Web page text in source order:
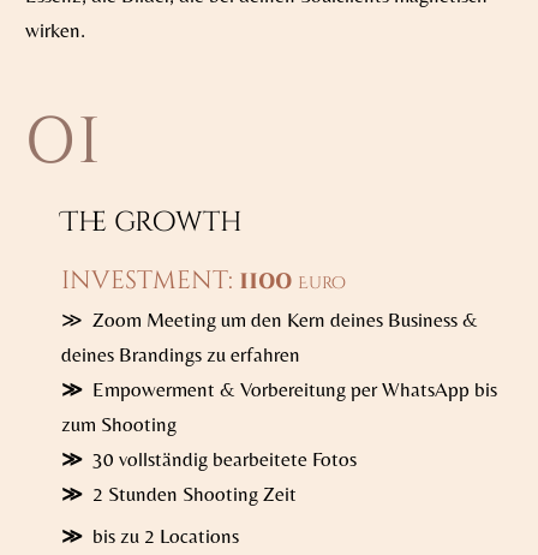
wirken.
01
The growth
investment: 1100 Euro
≫ Zoom Meeting um den Kern deines Business &
deines Brandings zu erfahren
≫ Empowerment & Vorbereitung per WhatsApp bis
zum Shooting
≫ 30 vollständig bearbeitete Fotos
≫ 2 Stunden Shooting Zeit
≫ bis zu 2 Locations